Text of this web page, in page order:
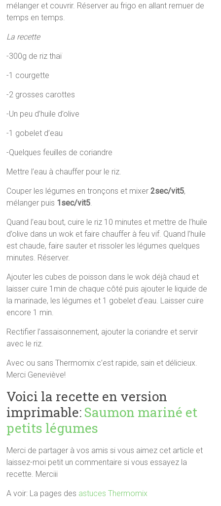
mélanger et couvrir. Réserver au frigo en allant remuer de
temps en temps.
La recette
-300g de riz thaï
-1 courgette
-2 grosses carottes
-Un peu d’huile d’olive
-1 gobelet d’eau
-Quelques feuilles de coriandre
Mettre l’eau à chauffer pour le riz.
Couper les légumes en tronçons et mixer2sec/vit5,
mélanger puis 1sec/vit5.
Quand l’eau bout, cuire le riz 10 minutes et mettre de l’huile
d’olive dans un wok et faire chauffer à feu vif. Quand l’huile
est chaude, faire sauter et rissoler les légumes quelques
minutes. Réserver.
Ajouter les cubes de poisson dans le wok déjà chaud et
laisser cuire 1min de chaque côté puis ajouter le liquide de
la marinade, les légumes et 1 gobelet d’eau. Laisser cuire
encore 1 min.
Rectifier l’assaisonnement, ajouter la coriandre et servir
avec le riz.
Avec ou sans Thermomix c’est rapide, sain et délicieux.
Merci Geneviève!
Voici la recette en version
imprimable: Saumon mariné et
petits légumes
Merci de partager à vos amis si vous aimez cet article et
laissez-moi petit un commentaire si vous essayez la
recette. Merciii
A voir: La pages des astuces Thermomix